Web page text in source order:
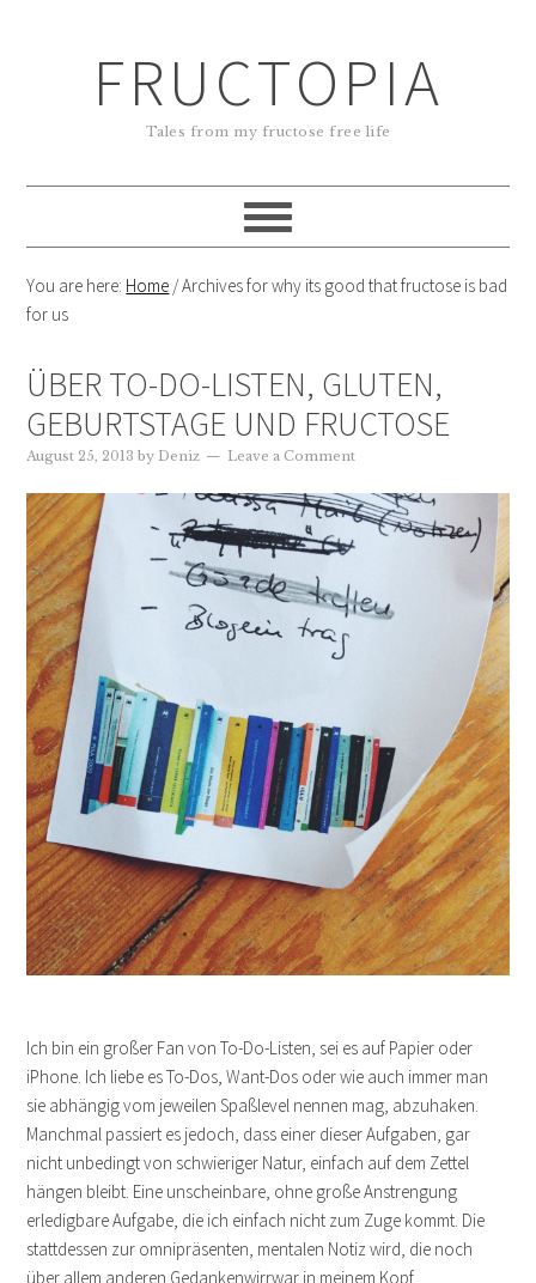
FRUCTOPIA
Tales from my fructose free life
You are here: Home /Archives for why its good that fructose is bad
for us
ÜBER TO-DO-LISTEN, GLUTEN,
GEBURTSTAGE UND FRUCTOSE
August 25, 2013 byDeniz Leave a Comment
Ich bin ein großer Fan von To-Do-Listen, sei es auf Papier oder
iPhone. Ich liebe es To-Dos, Want-Dos oder wie auch immer man
sie abhängig vom jeweilen Spaßlevel nennen mag, abzuhaken.
Manchmal passiert es jedoch, dass einer dieser Aufgaben, gar
nicht unbedingt von schwieriger Natur, einfach auf dem Zettel
hängen bleibt. Eine unscheinbare, ohne große Anstrengung
erledigbare Aufgabe, die ich einfach nicht zum Zuge kommt. Die
stattdessen zur omnipräsenten, mentalen Notiz wird, die noch
über allem anderen Gedankenwirrwar in meinem Kopf